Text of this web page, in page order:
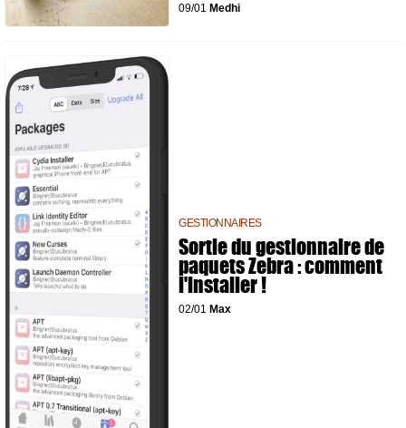
09/01 Medhi
GESTIONNAIRES
Sortie du gestionnaire de
paquets Zebra : comment
l'installer !
02/01 Max